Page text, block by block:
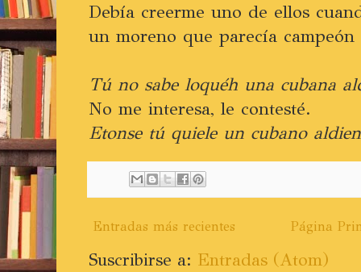
Debía creerme uno de ellos
un moreno que parecía
Tú no sabe loquéh una cubana
No me interesa, le contesté.
Etonse tú quiele un cubano
Entradas más recientes Página
Suscribirse a: Entradas (Atom)